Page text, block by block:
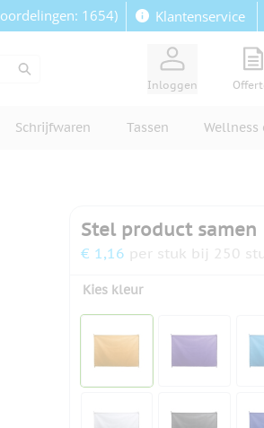
1654) Klantenservice
Inloggen
Schrijfwaren Tassen Wellness
Stel product samen
€ 1,16 per stuk bij 250
Kies kleur